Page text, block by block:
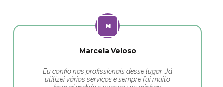
Marcela Veloso
Eu confio nas profissionais desse lugar. Já
utilizei vários serviços e sempre fui muito